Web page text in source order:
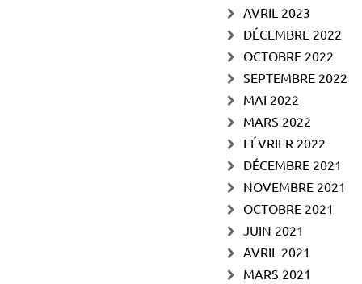
AVRIL 2023
DÉCEMBRE 2022
OCTOBRE 2022
SEPTEMBRE 2022
MAI 2022
MARS 2022
FÉVRIER 2022
DÉCEMBRE 2021
NOVEMBRE 2021
OCTOBRE 2021
JUIN 2021
AVRIL 2021
MARS 2021